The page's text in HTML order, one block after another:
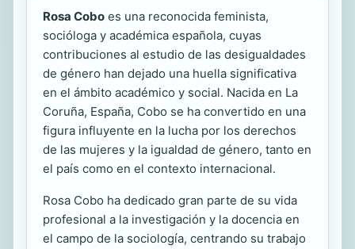
Rosa Cobo es una reconocida feminista,
socióloga y académica española, cuyas
contribuciones al estudio de las desigualdades
de género han dejado una huella significativa
en el ámbito académico y social. Nacida en La
Coruña, España, Cobo se ha convertido en una
figura influyente en la lucha por los derechos
de las mujeres y la igualdad de género, tanto en
el país como en el contexto internacional.
Rosa Cobo ha dedicado gran parte de su vida
profesional a la investigación y la docencia en
el campo de la sociología, centrando su trabajo